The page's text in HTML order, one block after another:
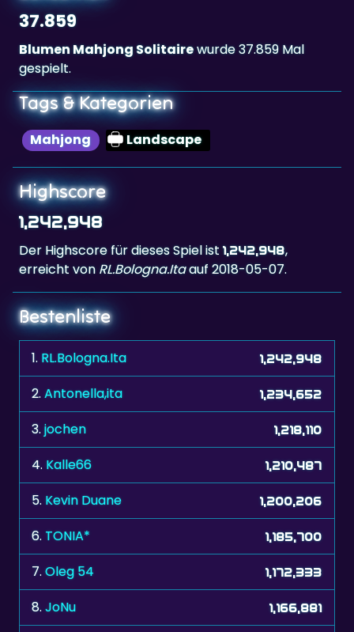
37.859
Blumen Mahjong Solitairewurde 37.859 Mal
gespielt.
Tags & Kategorien
Mahjong Landscape
Highscore
1,242,948
Der Highscore für dieses Spiel ist1,242,948,
erreicht von RL.Bologna.Itaauf 2018-05-07.
Bestenliste
1. RL.Bologna.Ita 1,242,948
2.Antonella,ita 1,234,652
3.jochen 1,218,110
4. Kalle66 1,210,487
5. Kevin Duane 1,200,206
6. TONIA* 1,185,700
7.Oleg 54 1,172,333
8.JoNu 1,166,881